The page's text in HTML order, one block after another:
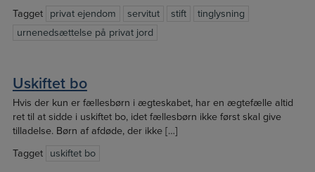
Tagget
privat ejendom servitut stift
tinglysning
urnenedsættelse på privat jord
Uskiftet bo
Hvis der kun er fællesbørn i ægteskabet, har en ægtefælle altid
ret til at sidde i uskiftet bo, idet fællesbørn ikke først skal give
tilladelse. Børn af afdøde, der ikke […]
Tagget
uskiftet bo